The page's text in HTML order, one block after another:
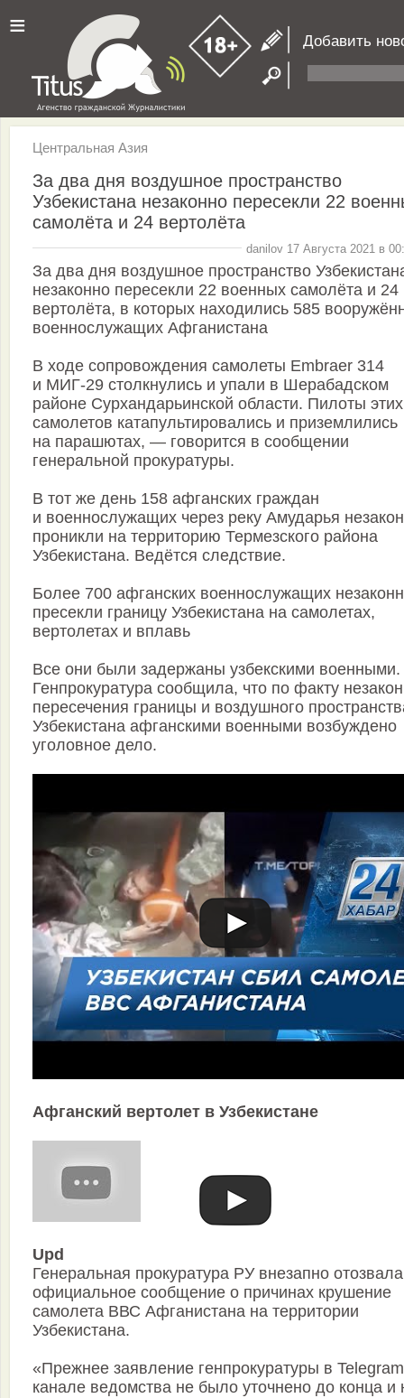
≡ Добавить
Центральная Азия
За два дня воздушное пространство
Узбекистана незаконно пересекли 22
самолёта и 24 вертолёта
danilov 17 Августа 2021 в
За два дня воздушное пространство
незаконно пересекли 22 военных самолёта и 24
вертолёта, в которых находились 585
военнослужащих Афганистана
В ходе сопровождения самолеты Embraer 314
и МИГ-29 столкнулись и упали в Шерабадском
районе Сурхандарьинской области. Пилоты этих
самолетов катапультировались и приземлились
на парашютах, — говорится в сообщении
генеральной прокуратуры.
В тот же день 158 афганских граждан
и военнослужащих через реку Амударья
проникли на территорию Термезского района
Узбекистана. Ведётся следствие.
Более 700 афганских военнослужащих
пресекли границу Узбекистана на самолетах,
вертолетах и вплавь
Все они были задержаны узбекскими военными.
Генпрокуратура сообщила, что по факту
пересечения границы и воздушного
Узбекистана афганскими военными возбуждено
уголовное дело.
Афганский вертолет в Узбекистане
Upd
Генеральная прокуратура РУ внезапно отозвала
официальное сообщение о причинах крушение
самолета ВВС Афганистана на территории
Узбекистана.
«Прежнее заявление генпрокуратуры в
канале ведомства не было уточнено до конца и